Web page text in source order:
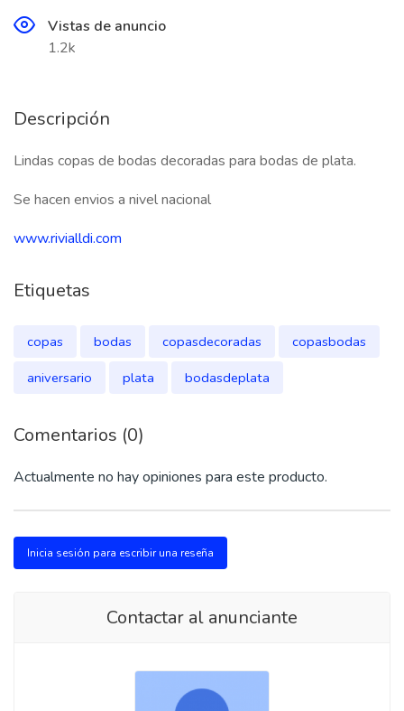
Vistas de anuncio
1.2k
Descripción
Lindas copas de bodas decoradas para bodas de plata.
Se hacen envios a nivel nacional
www.rivialldi.com
Etiquetas
copas bodas copasdecoradas
copasbodas
aniversario
plata bodasdeplata
Comentarios (0)
Actualmente no hay opiniones para este producto.
Inicia sesión para escribir una reseña
Contactar al anunciante